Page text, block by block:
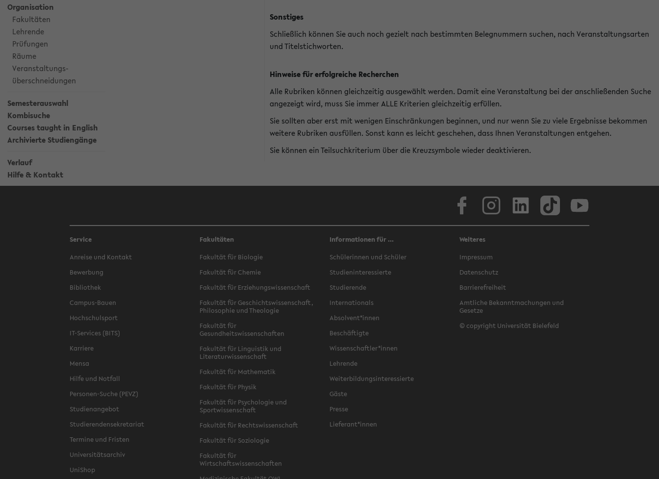
Organisation
Fakultäten
Lehrende
Prüfungen
Räume
Veranstaltungs-
überschneidungen
Semesterauswahl
Kombisuche
Courses taught in English
Archivierte Studiengänge
Verlauf
Hilfe & Kontakt
Sonstiges
Schließlich können Sie auch noch gezielt nach bestimmten Belegnummern suchen, nach Veranstaltungsarten
und Titelstichworten.
Hinweise für erfolgreiche Recherchen
Alle Rubriken können gleichzeitig ausgewählt werden. Damit eine Veranstaltung bei der anschließenden Suche
angezeigt wird, muss Sie immer ALLE Kriterien gleichzeitig erfüllen.
Sie sollten aber erst mit wenigen Einschränkungen beginnen, und nur wenn Sie zu viele Ergebnisse bekommen
weitere Rubriken ausfüllen. Sonst kann es leicht geschehen, dass Ihnen Veranstaltungen entgehen.
Sie können ein Teilsuchkriterium über die Kreuzsymbole wieder deaktivieren.
Service
Anreise und Kontakt
Bewerbung
Bibliothek
Campus-Bauen
Hochschulsport
IT-Services (BITS)
Karriere
Mensa
Hilfe und Notfall
Personen-Suche (PEVZ)
Studienangebot
Studierendensekretariat
Termine und Fristen
Universitätsarchiv
UniShop
Fakultäten
Fakultät für Biologie
Fakultät für Chemie
Fakultät für Erziehungswissenschaft
Fakultät für Geschichtswissenschaft,
Philosophie und Theologie
Fakultät für
Gesundheitswissenschaften
Fakultät für Linguistik und
Literaturwissenschaft
Fakultät für Mathematik
Fakultät für Physik
Fakultät für Psychologie und
Sportwissenschaft
Fakultät für Rechtswissenschaft
Fakultät für Soziologie
Fakultät für
Wirtschaftswissenschaften
Informationen für ...
Schülerinnen und Schüler
Studieninteressierte
Studierende
Internationals
Absolvent*innen
Beschäftigte
Wissenschaftler*innen
Lehrende
Weiterbildungsinteressierte
Gäste
Presse
Lieferant*innen
Weiteres
Impressum
Datenschutz
Barrierefreiheit
Amtliche Bekanntmachungen und
Gesetze
© copyright Universität Bielefeld